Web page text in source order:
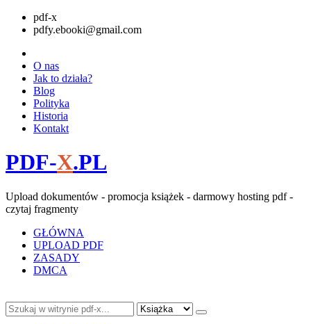
pdf-x
pdfy.ebooki@gmail.com
O nas
Jak to działa?
Blog
Polityka
Historia
Kontakt
PDF-X.PL
Upload dokumentów - promocja książek - darmowy hosting pdf -
czytaj fragmenty
GŁÓWNA
UPLOAD PDF
ZASADY
DMCA